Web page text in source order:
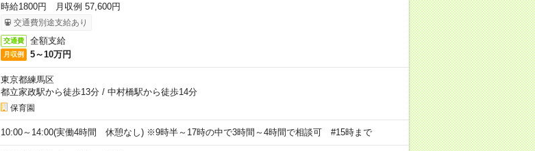
時給1800円 月収例 57,600円
交通費別途支給あり
交通費 全額支給
月収例 5～10万円
東京都練馬区
都立家政駅から徒歩13分/ 中村橋駅から徒歩14分
保育園
10:00～14:00(実働4時間 休憩なし) ※9時半～17時の中で3時間～4時間で相談可 #15時まで